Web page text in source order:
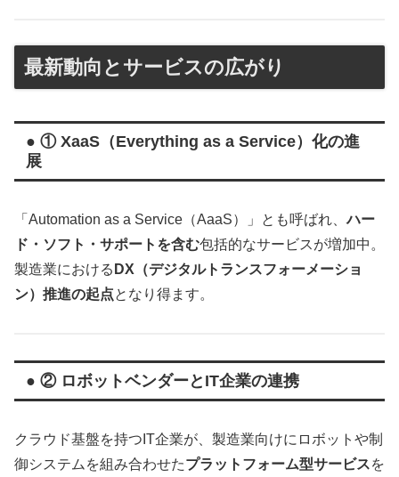
最新動向とサービスの広がり
● ① XaaS（Everything as a Service）化の進
展
「Automation as a Service（AaaS）」とも呼ばれ、ハー
ド・ソフト・サポートを含む包括的なサービスが増加中。
製造業における DX（デジタルトランスフォーメーショ
ン）推進の起点となり得ます。
● ② ロボットベンダーとIT企業の連携
クラウド基盤を持つIT企業が、製造業向けにロボットや制
御システムを組み合わせたプラットフォーム型サービスを